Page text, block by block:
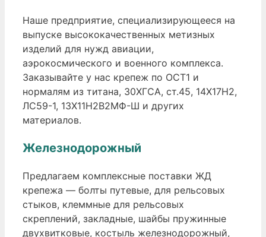
Наше предприятие, специализирующееся на
выпуске высококачественных метизных
изделий для нужд авиации,
аэрокосмического и военного комплекса.
Заказывайте у нас крепеж по ОСТ1 и
нормалям из титана, 30ХГСА, ст.45, 14Х17Н2,
ЛС59-1, 13Х11Н2В2МФ-Ш и других
материалов.
Железнодорожный
Предлагаем комплексные поставки ЖД
крепежа — болты путевые, для рельсовых
стыков, клеммные для рельсовых
скреплений, закладные, шайбы пружинные
двухвитковые, костыль железнодорожный,